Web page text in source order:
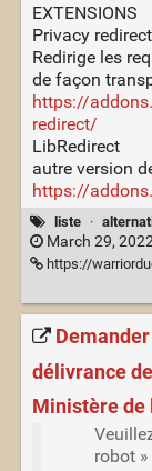
EXTENSIONS
Privacy
Redirige les
de façon
https://
redirect/
LibRedirect
autre version
https://
liste ·
March 29,
https://
délivrance
Ministère de
robot